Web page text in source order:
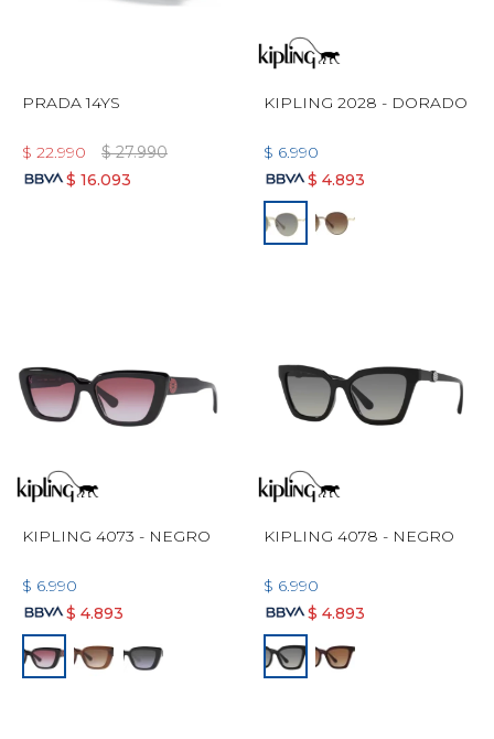
PRADA 14YS
$ 22.990 $ 27.990
$ 16.093
KIPLING 2028 - DORADO
$ 6.990
$ 4.893
KIPLING 4073 - NEGRO
$ 6.990
$ 4.893
KIPLING 4078 - NEGRO
$ 6.990
$ 4.893